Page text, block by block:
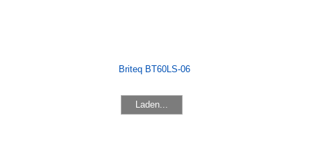
Laden...